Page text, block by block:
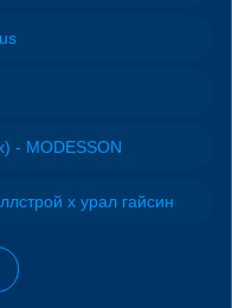
- MODESSON
х урал гайсин